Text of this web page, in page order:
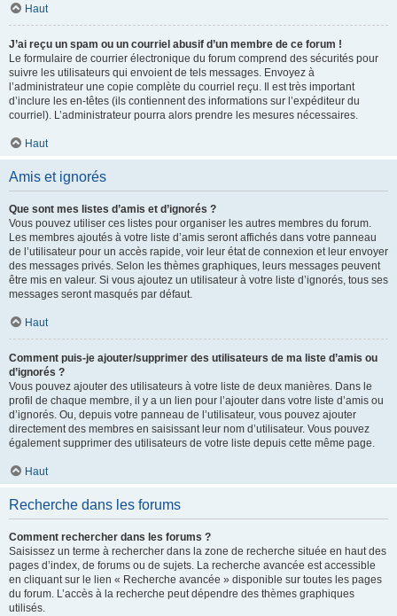
Haut
J’ai reçu un spam ou un courriel abusif d’un membre de ce forum !
Le formulaire de courrier électronique du forum comprend des sécurités pour
suivre les utilisateurs qui envoient de tels messages. Envoyez à
l’administrateur une copie complète du courriel reçu. Il est très important
d’inclure les en-têtes (ils contiennent des informations sur l’expéditeur du
courriel). L’administrateur pourra alors prendre les mesures nécessaires.
Haut
Amis et ignorés
Que sont mes listes d’amis et d’ignorés ?
Vous pouvez utiliser ces listes pour organiser les autres membres du forum.
Les membres ajoutés à votre liste d’amis seront affichés dans votre panneau
de l’utilisateur pour un accès rapide, voir leur état de connexion et leur envoyer
des messages privés. Selon les thèmes graphiques, leurs messages peuvent
être mis en valeur. Si vous ajoutez un utilisateur à votre liste d’ignorés, tous ses
messages seront masqués par défaut.
Haut
Comment puis-je ajouter/supprimer des utilisateurs de ma liste d’amis ou
d’ignorés ?
Vous pouvez ajouter des utilisateurs à votre liste de deux manières. Dans le
profil de chaque membre, il y a un lien pour l’ajouter dans votre liste d’amis ou
d’ignorés. Ou, depuis votre panneau de l’utilisateur, vous pouvez ajouter
directement des membres en saisissant leur nom d’utilisateur. Vous pouvez
également supprimer des utilisateurs de votre liste depuis cette même page.
Haut
Recherche dans les forums
Comment rechercher dans les forums ?
Saisissez un terme à rechercher dans la zone de recherche située en haut des
pages d’index, de forums ou de sujets. La recherche avancée est accessible
en cliquant sur le lien « Recherche avancée » disponible sur toutes les pages
du forum. L’accès à la recherche peut dépendre des thèmes graphiques
utilisés.